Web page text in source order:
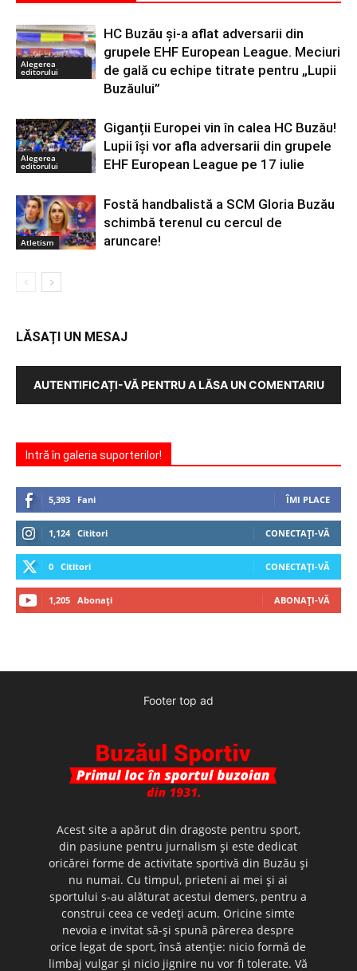
Alegerea
editorului
HC Buzău și-a aflat adversarii din
grupele EHF European League. Meciuri
de gală cu echipe titrate pentru „Lupii
Buzăului”
Alegerea
editorului
Giganții Europei vin în calea HC Buzău!
Lupii își vor afla adversarii din grupele
EHF European League pe 17 iulie
Atletism
Fostă handbalistă a SCM Gloria Buzău
schimbă terenul cu cercul de
aruncare!
LĂSAȚI UN MESAJ
AUTENTIFICAȚI-VĂ PENTRU A LĂSA UN COMENTARIU
Intră în galeria suporterilor!
5,393 Fani ÎMI PLACE
1,124 Cititori CONECTAȚI-VĂ
0 Cititori CONECTAȚI-VĂ
1,205 Abonați ABONAȚI-VĂ
Footer top ad
Acest site a apărut din dragoste pentru sport,
din pasiune pentru jurnalism şi este dedicat
oricărei forme de activitate sportivă din Buzău şi
nu numai. Cu timpul, prieteni ai mei şi ai
sportului s-au alăturat acestui demers, pentru a
construi ceea ce vedeţi acum. Oricine simte
nevoia e invitat să-şi spună părerea despre
orice legat de sport, însă atenţie: nicio formă de
limbaj vulgar şi nicio jignire nu vor fi tolerate. Vă